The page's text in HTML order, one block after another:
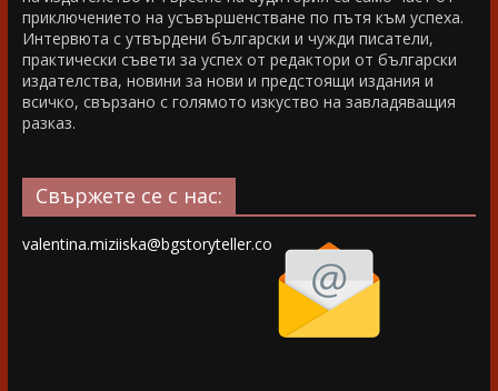
приключението на усъвършенстване по пътя към успеха.
Интервюта с утвърдени български и чужди писатели,
практически съвети за успех от редактори от български
издателства, новини за нови и предстоящи издания и
всичко, свързано с голямото изкуство на завладяващия
разказ.
Свържете се с нас:
valentina.miziiska@bgstoryteller.co